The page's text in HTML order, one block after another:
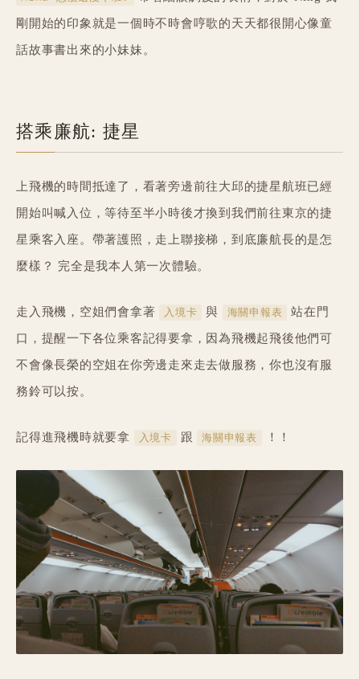
剛開始的印象就是一個時不時會哼歌的天天都很開心像童
話故事書出來的小妹妹。
搭乘廉航: 捷星
上飛機的時間抵達了，看著旁邊前往大邱的捷星航班已經
開始叫喊入位，等待至半小時後才換到我們前往東京的捷
星乘客入座。帶著護照，走上聯接梯，到底廉航長的是怎
麼樣？ 完全是我本人第一次體驗。
走入飛機，空姐們會拿著 入境卡 與 海關申報表 站在門
口，提醒一下各位乘客記得要拿，因為飛機起飛後他們可
不會像長榮的空姐在你旁邊走來走去做服務，你也沒有服
務鈴可以按。
記得進飛機時就要拿 入境卡 跟 海關申報表 ！！